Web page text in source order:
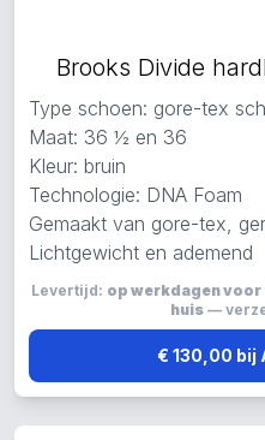
Brooks Divide
Type schoen: gore-tex
Maat: 36 ½ en 36
Kleur: bruin
Technologie: DNA Foam
Gemaakt van gore-tex,
Lichtgewicht en ademend
Levertijd: op werkdagen
huis—
€ 130,00 bij